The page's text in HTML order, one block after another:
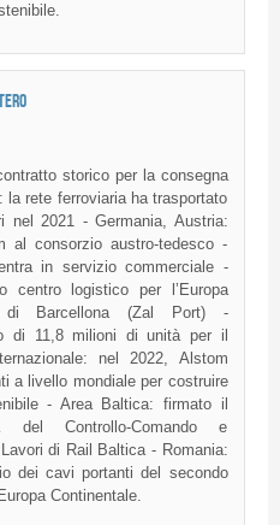
storico per la consegna
rete ferroviaria ha trasportato
nel 2021 - Germania, Austria:
al consorzio austro-tedesco -
in servizio commerciale -
centro logistico per l’Europa
di Barcellona (Zal Port) -
di 11,8 milioni di unità per il
nel 2022, Alstom
a livello mondiale per costruire
- Area Baltica: firmato il
del Controllo-Comando e
di Rail Baltica - Romania:
dei cavi portanti del secondo
Continentale.